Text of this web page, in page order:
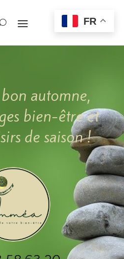
automne,
bien-être et
de saison !
FR